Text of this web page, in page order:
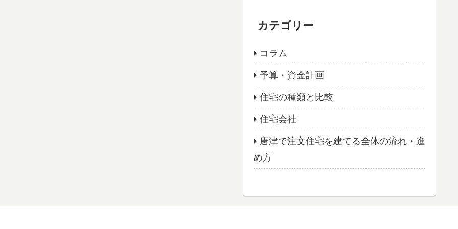
カテゴリー
コラム
予算・資金計画
住宅の種類と比較
住宅会社
唐津で注文住宅を建てる全体の流れ・進
め方